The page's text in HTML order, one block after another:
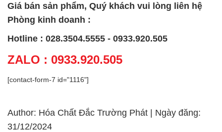
Giá bán sản phẩm, Quý khách vui lòng liên hệ
Phòng kinh doanh :
Hotline : 028.3504.5555 - 0933.920.505
ZALO : 0933.920.505
[contact-form-7 id="1116"]
Author: Hóa Chất Đắc Trường Phát | Ngày đăng:
31/12/2024